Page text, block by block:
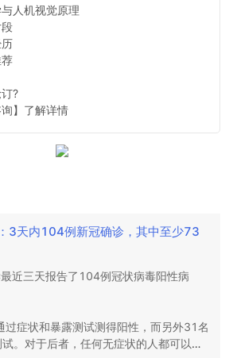
个积极的发展，但是重要的是要认识到
危险的时期，必须遵守身体疏远和PPE
。
新希望时代的过程中，在面对令人难以
现出的韧性。我们期待着进一步共同应
（流行测试）鉴定出14例。
健康接触者追踪和对有症状的和暴露的
定出29例病例。
100多名学生被隔离14天。
内活动。看来在未来几周内，当前情况极
们继续强烈劝阻学生返回校园，直到另
划的定期更新。
以共同生活方式居住的学生，我们强烈
严格遵守所有与身体保持距离（6英尺）
道飞沫，并高度坚持手部卫生和频繁的
人机视觉原理
?
】了解详情
3天内104例新冠确诊，其中至少73
近三天报告了104例冠状病毒阳性病
过症状和暴露测试测得阳性，而另外31名
。对于后者，任何无症状的人都可以接